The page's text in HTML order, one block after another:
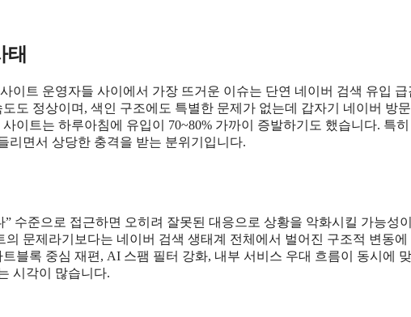
태
이트 운영자들 사이에서 가장 뜨거운 이슈는 단연 네이버 검색 유입 급
도 정상이며, 색인 구조에도 특별한 문제가 없는데 갑자기 네이버 방
이트는 하루아침에 유입이 70~80% 가까이 증발하기도 했습니다. 특히
리면서 상당한 충격을 받는 분위기입니다.
수준으로 접근하면 오히려 잘못된 대응으로 상황을 악화시킬 가능성
문제라기보다는 네이버 검색 생태계 전체에서 벌어진 구조적 변동에
블록 중심 재편, AI 스팸 필터 강화, 내부 서비스 우대 흐름이 동시에 맞
시각이 많습니다.